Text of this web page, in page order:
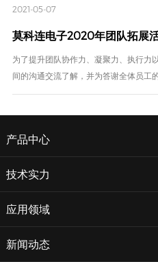
2021-05-07
莫科连电子2020年团队拓展
为了提升团队协作力、凝聚力、执行力
间的沟通交流了解，并为答谢全体员工
产品中心
技术实力
应用领域
新闻动态